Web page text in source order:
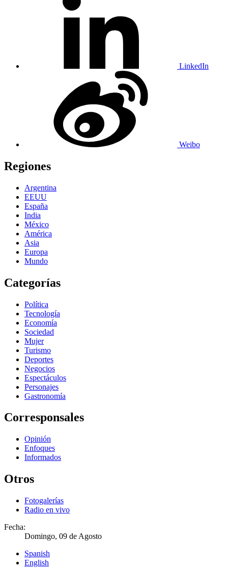
LinkedIn
Weibo
Regiones
Argentina
EEUU
España
India
México
América
Asia
Europa
Mundo
Categorías
Política
Tecnología
Economía
Sociedad
Mujer
Turismo
Deportes
Negocios
Espectáculos
Personajes
Gastronomía
Corresponsales
Opinión
Enfoques
Informados
Otros
Fotogalerías
Radio en vivo
Fecha:
Domingo, 09 de Agosto
Spanish
English